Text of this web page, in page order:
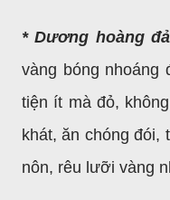
* Dương hoàng
vàng bóng nhoáng
tiện ít mà đỏ,
khát, ăn chóng đói,
nôn, rêu lưỡi vàng